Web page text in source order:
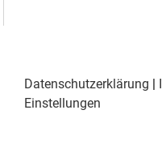
Datenschutzerklärung
Einstellungen